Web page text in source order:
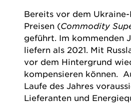
Bereits vor dem
Preisen (Commodity
geführt. Im kommenden
liefern als 2021. Mit
vor dem Hintergrund
kompensieren können.
Laufe des Jahres
Lieferanten und